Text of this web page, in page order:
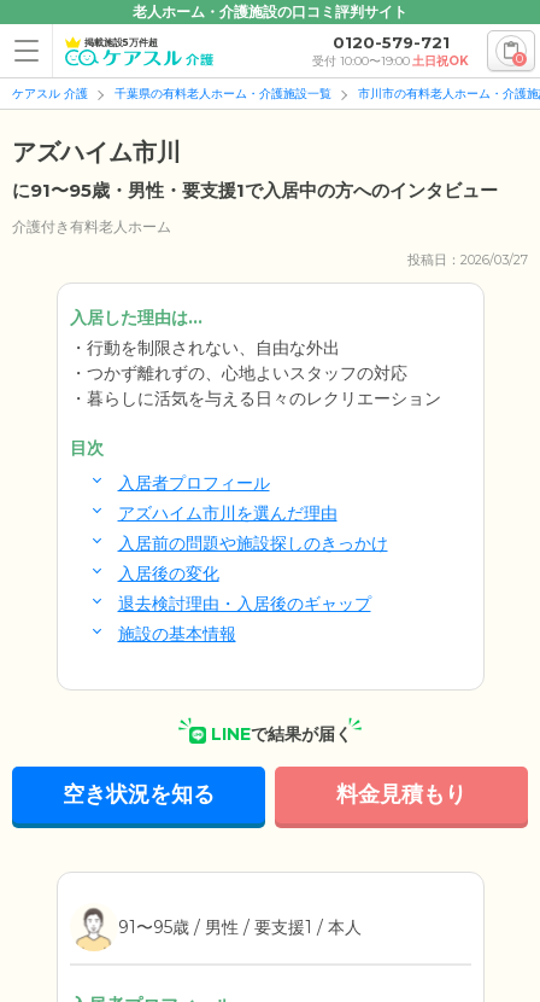
老人ホーム・介護施設の口コミ評判サイト
掲載施設5万件超 0120-579-721
受付 10:00〜19:00土日祝OK 0
ケアスル 介護 千葉県の有料老人ホーム・介護施設一覧 市川市の有料老人ホーム・介護
アズハイム市川
に91〜95歳・男性・要支援1で入居中の方へのインタビュー
介護付き有料老人ホーム
投稿日：2026/03/27
入居した理由は...
行動を制限されない、自由な外出
つかず離れずの、心地よいスタッフの対応
暮らしに活気を与える日々のレクリエーション
目次
入居者プロフィール
アズハイム市川を選んだ理由
入居前の問題や施設探しのきっかけ
入居後の変化
退去検討理由・入居後のギャップ
施設の基本情報
LINEで結果が届く
空き状況を知る 料金見積もり
91〜95歳 / 男性 / 要支援1 / 本人